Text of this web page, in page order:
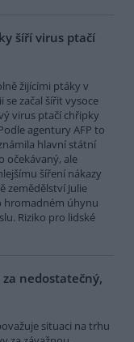
šíří virus ptačí
žijícími ptáky v
se začal šířit vysoce
virus ptačí chřipky
agentury AFP to
hlavní státní
očekávaný, ale
šíření nákazy
zemědělství Julie
hromadném úhynu
Riziko pro lidské
nedostatečný,
situaci na trhu